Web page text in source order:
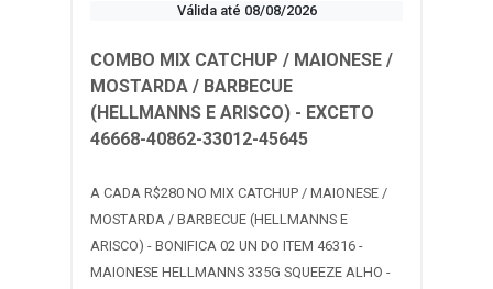
Válida até 08/08/2026
COMBO MIX CATCHUP / MAIONESE /
MOSTARDA / BARBECUE
(HELLMANNS E ARISCO) - EXCETO
46668-40862-33012-45645
A CADA R$280 NO MIX CATCHUP / MAIONESE /
MOSTARDA / BARBECUE (HELLMANNS E
ARISCO) - BONIFICA 02 UN DO ITEM 46316 -
MAIONESE HELLMANNS 335G SQUEEZE ALHO -